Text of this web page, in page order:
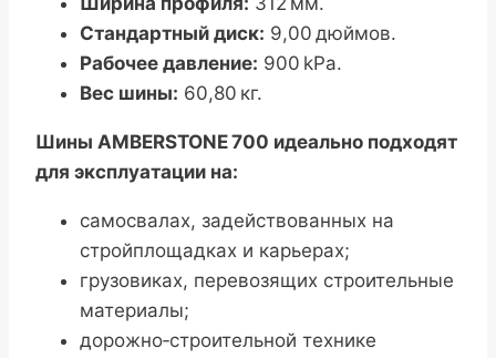
Стандартный диск: 9,00 дюймов.
Рабочее давление: 900 kPa.
Вес шины: 60,80 кг.
Шины AMBERSTONE 700 идеально подходят
для эксплуатации на:
самосвалах, задействованных на
стройплощадках и карьерах;
грузовиках, перевозящих строительные
материалы;
дорожно‑строительной технике